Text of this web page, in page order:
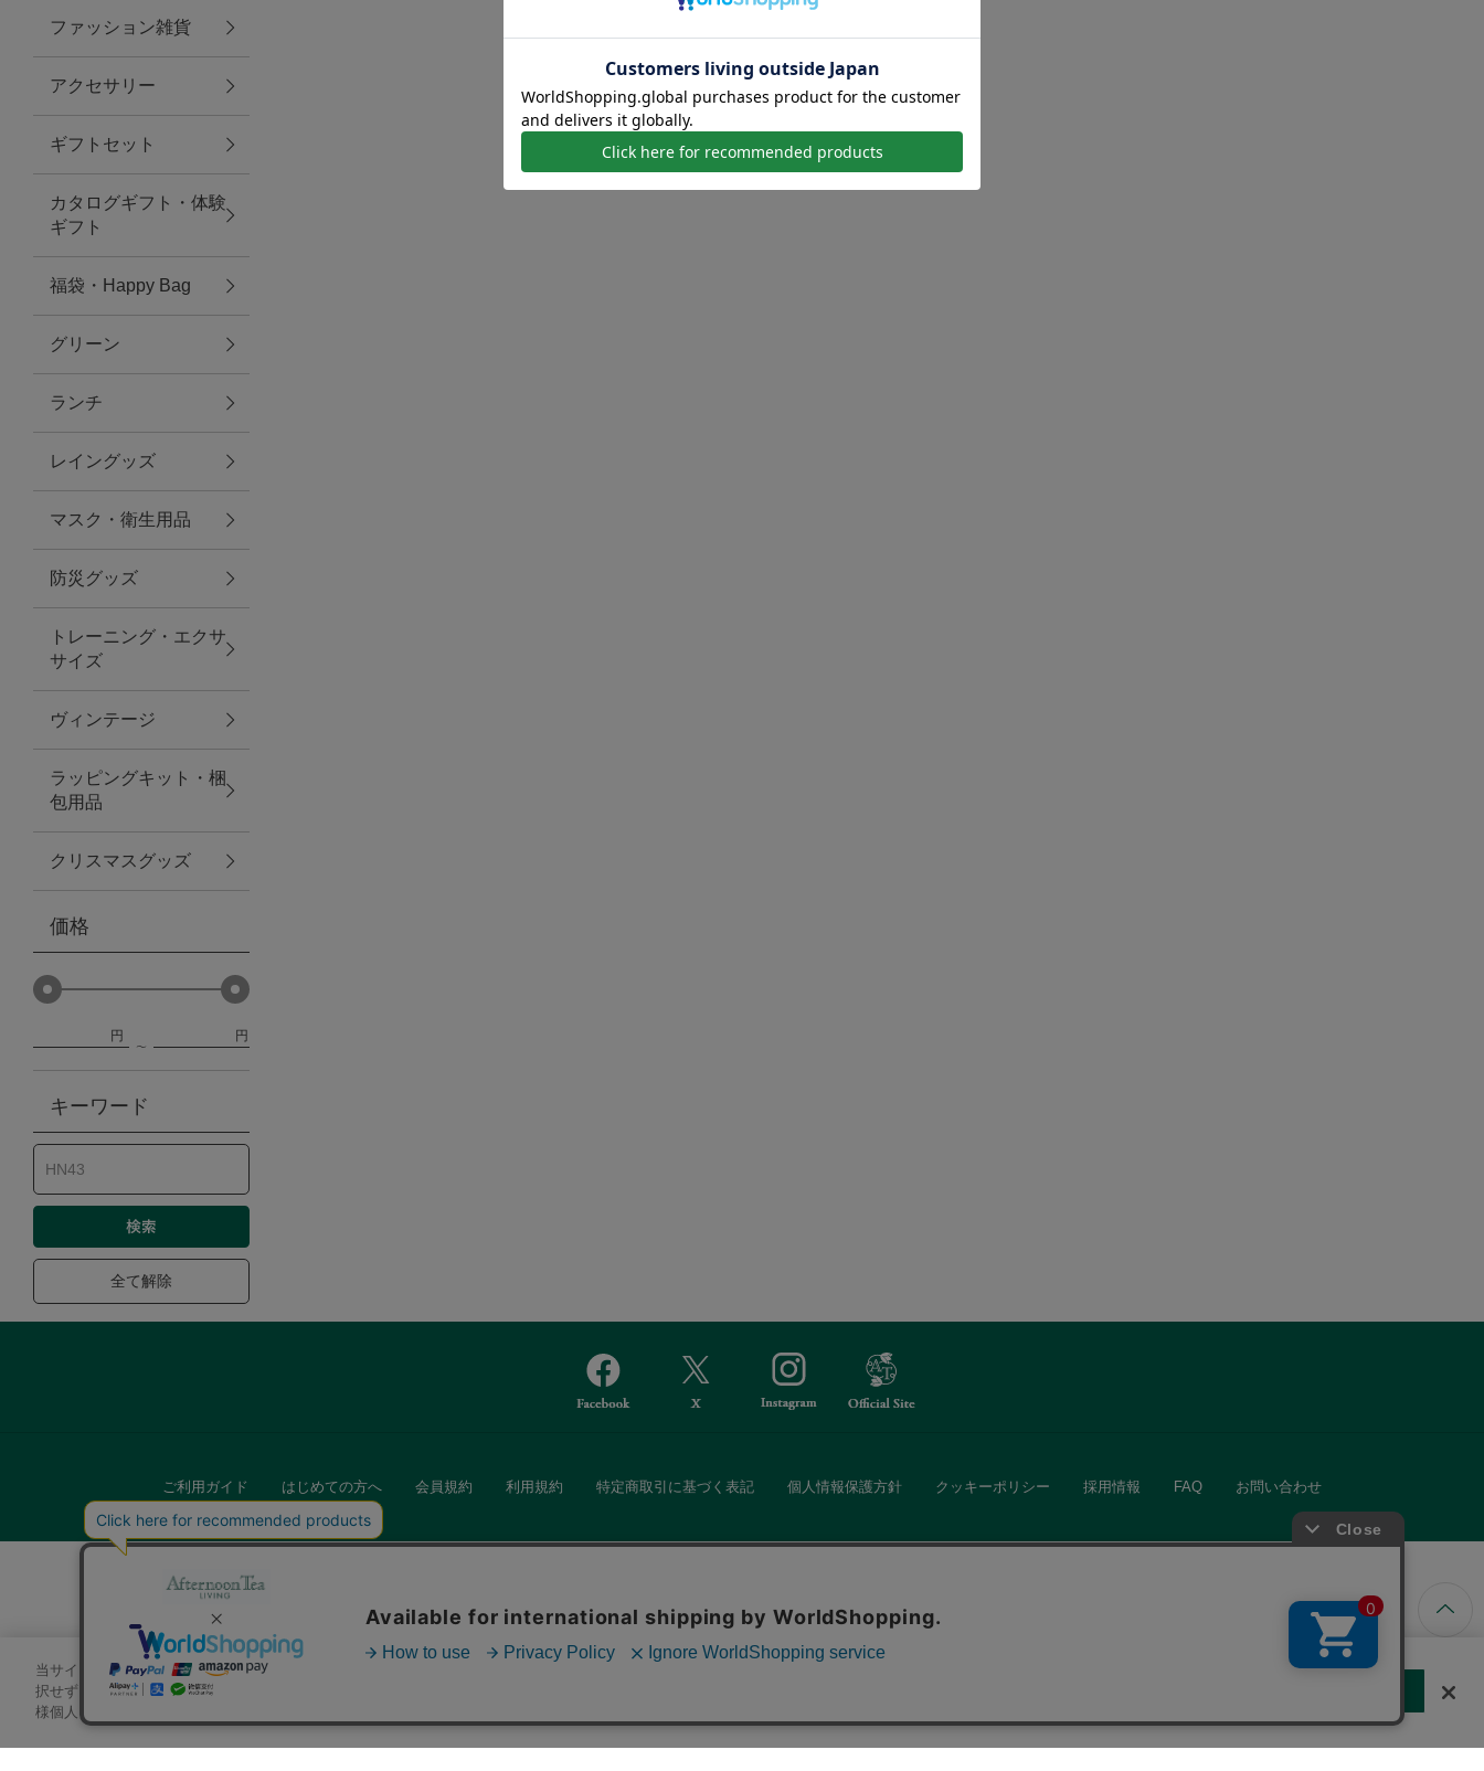
バス＆ビューティー
タオル
ウエア＆バッグ
ウエア
レイングッズ
アクセサリー
ファッション雑貨
ファッショングッズ
スマホケース・アクセサリー
ポーチ
ステーショナリー
その他
紅茶・フード
防災グッズ・非常食
トレーニング
ヴィンテージ
ファッション雑貨
アクセサリー
ギフトセット
カタログギフト・体験
ギフト
福袋・Happy Bag
グリーン
ランチ
レイングッズ
マスク・衛生用品
防災グッズ
トレーニング・エクサ
サイズ
ヴィンテージ
ラッピングキット・梱
包用品
クリスマスグッズ
価格
円 円
キーワード
全て解除
ご利用ガイド はじめての方へ 会員規約 利用規約 特定商取引に基づく表記 個人情報保護方針 クッキーポリシー 採用情報 FAQ お問い合わせ
当サイトでは、サイトの利便性向上のためにクッキーを使用いたします。ボタンから同意の可否を選択してください。選
択せずにページを移動した場合、クッキーの使用に同意したことになります。クッキーを通じて収集する情報には「お客
様個人を特定できる情報」は一切含まれておりません。詳細は